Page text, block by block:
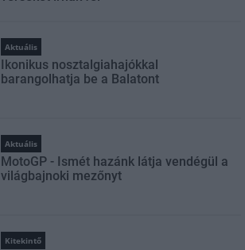
Aktuális
Ikonikus nosztalgiahajókkal
barangolhatja be a Balatont
Aktuális
MotoGP - Ismét hazánk látja vendégül a
világbajnoki mezőnyt
Kitekintő